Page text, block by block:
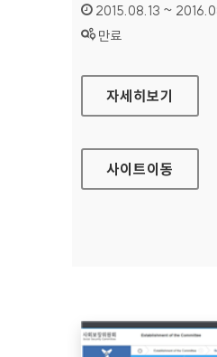
인증기간 :
2015.08.13 ~
상태 :
만료
용산구청 홈페이지
자세히보기
사이트이동